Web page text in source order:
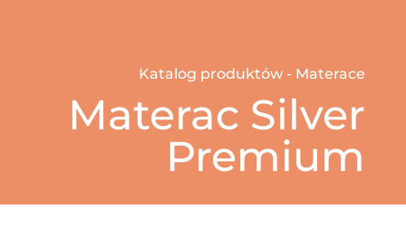
Katalog produktów - Materace
Materac Silver
Premium